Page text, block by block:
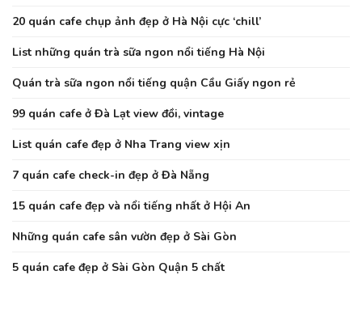
20 quán cafe chụp ảnh đẹp ở Hà Nội cực ‘chill’
List những quán trà sữa ngon nổi tiếng Hà Nội
Quán trà sữa ngon nổi tiếng quận Cầu Giấy ngon rẻ
99 quán cafe ở Đà Lạt view đồi, vintage
List quán cafe đẹp ở Nha Trang view xịn
7 quán cafe check-in đẹp ở Đà Nẵng
15 quán cafe đẹp và nổi tiếng nhất ở Hội An
Những quán cafe sân vườn đẹp ở Sài Gòn
5 quán cafe đẹp ở Sài Gòn Quận 5 chất